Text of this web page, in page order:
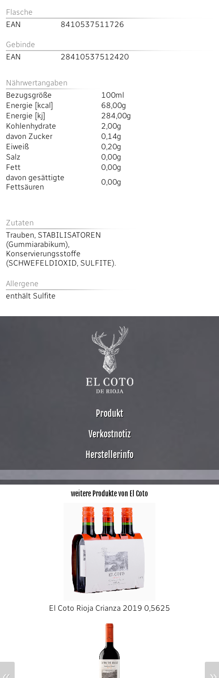
Flasche
EAN
8410537511726
Gebinde
EAN
28410537512420
Nährwertangaben
Bezugsgröße
100ml
Energie [kcal]
68,00g
Energie [kj]
284,00g
Kohlenhydrate
2,00g
davon Zucker
0,14g
Eiweiß
0,20g
Salz
0,00g
Fett
0,00g
davon gesättigte
Fettsäuren
0,00g
Zutaten
Trauben, STABILISATOREN
(Gummiarabikum),
Konservierungsstoffe
(SCHWEFELDIOXID, SULFITE).
Allergene
enthält Sulfite
Produkt
Verkostnotiz
Herstellerinfo
weitere Produkte von El Coto
El Coto Rioja Crianza 2019 0,5625